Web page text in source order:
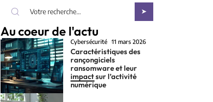
Au coeur de l'actu
Cybersécurité 11 mars 2026
Caractéristiques des
rançongiciels
ransomware et leur
impact sur l’activité
numérique